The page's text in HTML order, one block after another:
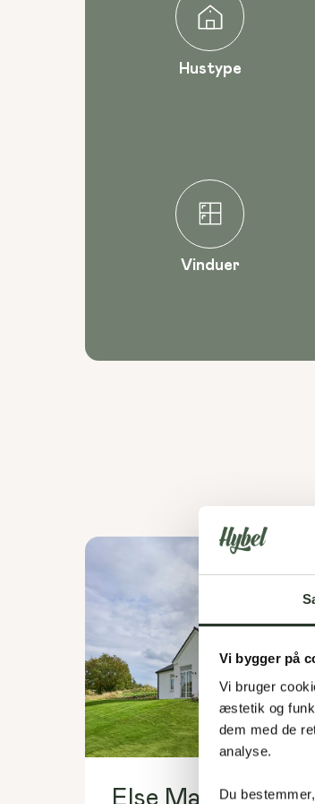
Vi bygger på
Vi bruger
æstetik og
dem med de
analyse.
Du
Hustype
Vinduer
Else Marie Pades